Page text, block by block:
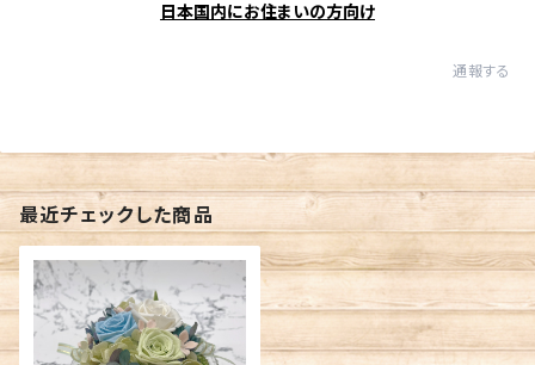
日本国内にお住まいの方向け
通報する
最近チェックした商品